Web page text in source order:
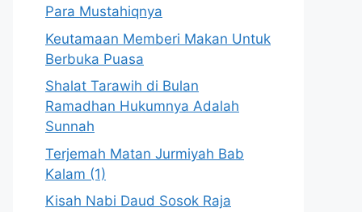
Para Mustahiqnya
Keutamaan Memberi Makan Untuk
Berbuka Puasa
Shalat Tarawih di Bulan
Ramadhan Hukumnya Adalah
Sunnah
Terjemah Matan Jurmiyah Bab
Kalam (1)
Kisah Nabi Daud Sosok Raja